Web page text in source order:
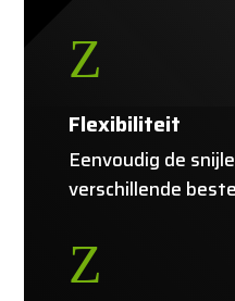
Z
Flexibiliteit
Eenvoudig de
verschillende
Z